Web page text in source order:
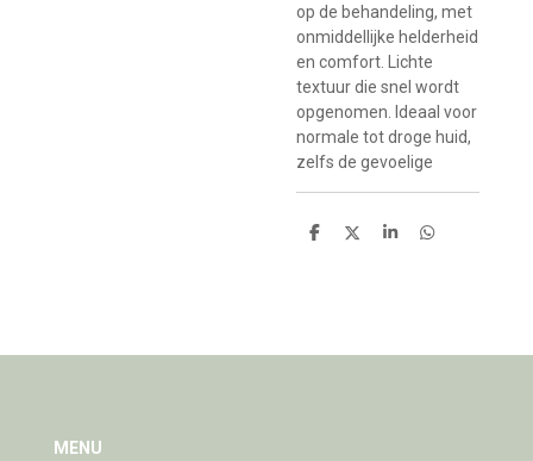
op de behandeling, met
onmiddellijke helderheid
en comfort. Lichte
textuur die snel wordt
opgenomen. Ideaal voor
normale tot droge huid,
zelfs de gevoelige
D
D
S
D
MENU